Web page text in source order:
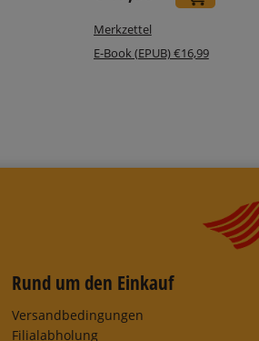
Merkzettel
E-Book (EPUB) €16,99
Rund um den Einkauf
Versandbedingungen
Filialabholung